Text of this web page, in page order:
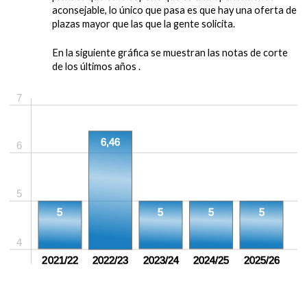
aconsejable, lo único que pasa es que hay una oferta de
plazas mayor que las que la gente solicita.
En la siguiente gráfica se muestran las notas de corte
de los últimos años .
7
4
5
6
5
6,46
5 5 5
2021/22 2022/23 2023/24 2024/25 2025/26